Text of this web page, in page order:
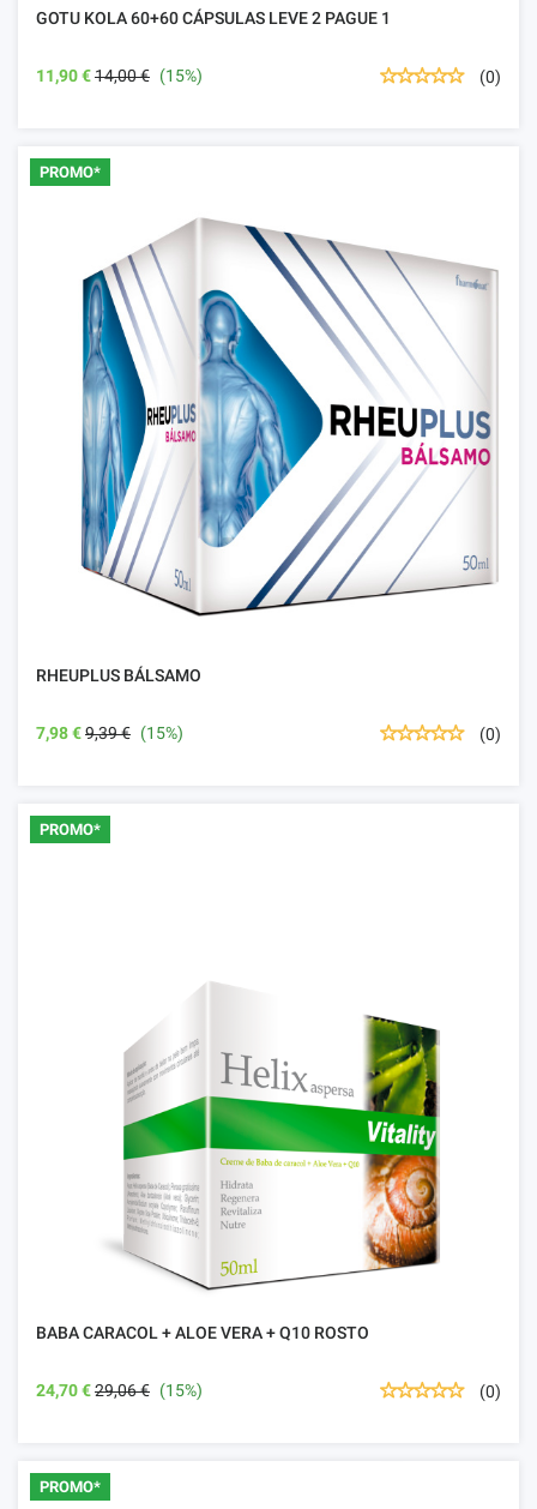
GOTU KOLA 60+60 CÁPSULAS LEVE 2 PAGUE 1
11,90 €14,00 € (15%) (0)
PROMO*
RHEUPLUS BÁLSAMO
7,98 €9,39 € (15%) (0)
PROMO*
BABA CARACOL + ALOE VERA + Q10 ROSTO
24,70 €29,06 € (15%) (0)
PROMO*